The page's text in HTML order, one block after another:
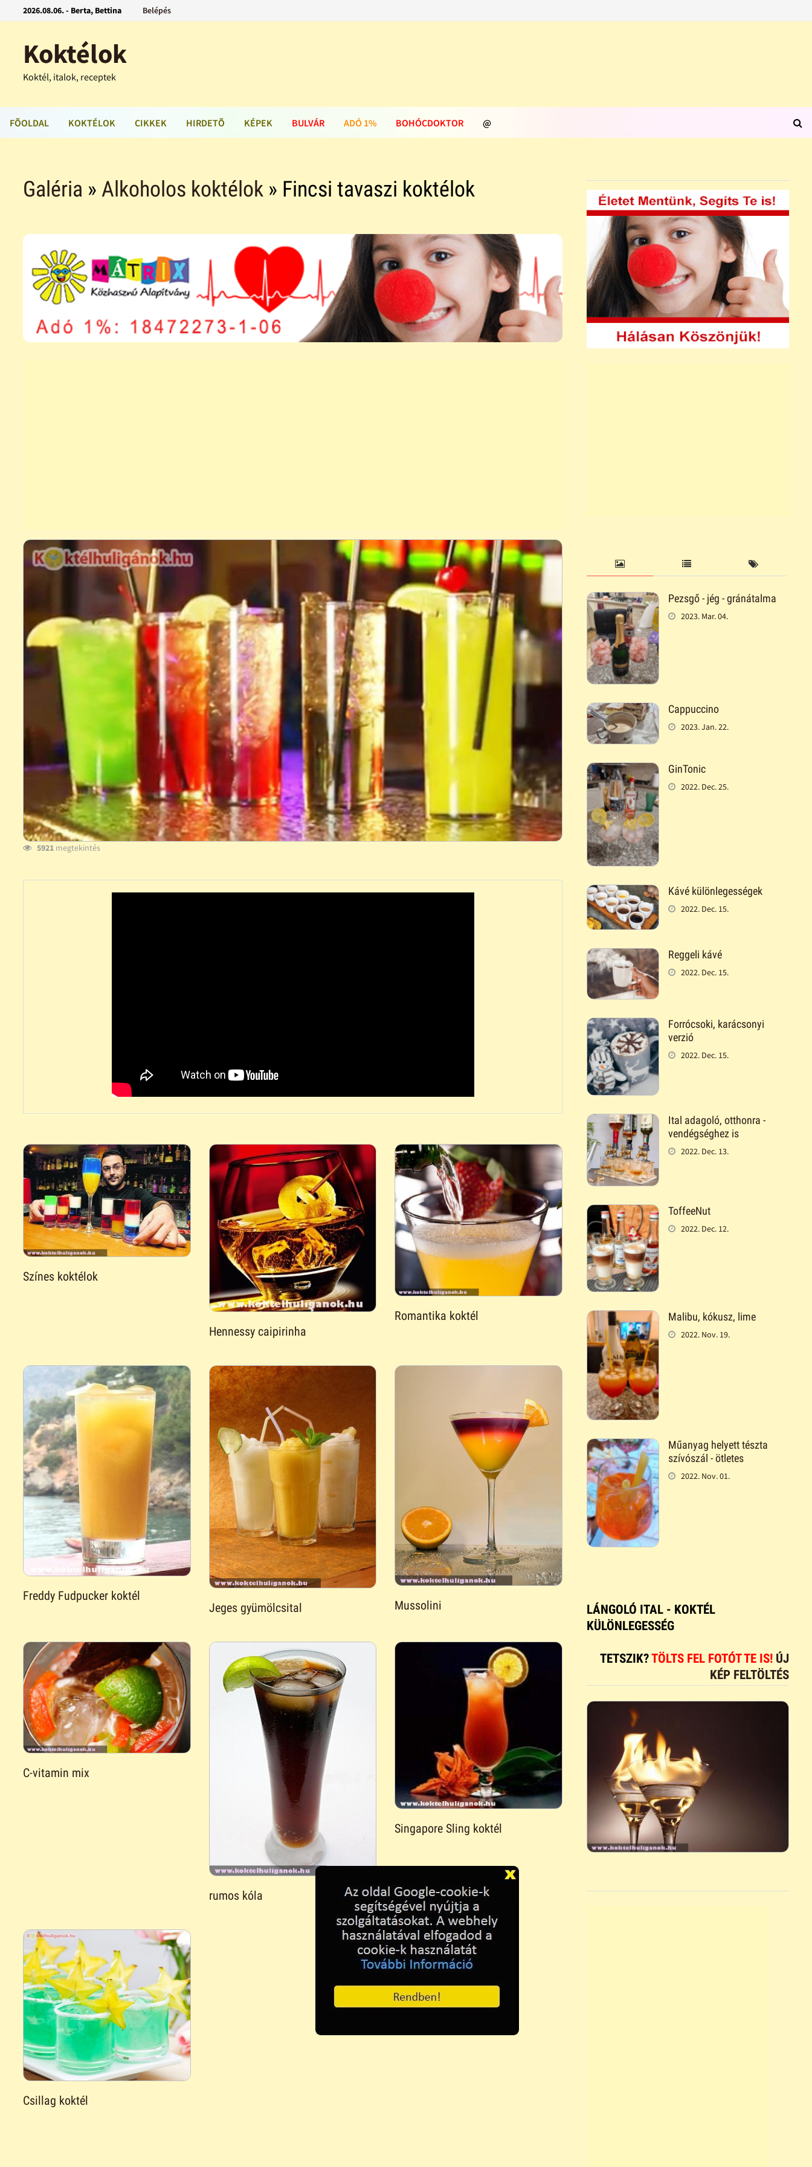
2026.08.06. - Berta, Bettina Belépés
Koktélok
Koktél, italok, receptek
FÕOLDAL KOKTÉLOK CIKKEK HIRDETÕ KÉPEK BULVÁR ADÓ 1% BOHÓCDOKTOR @
Galéria » Alkoholos koktélok » Fincsi tavaszi koktélok
5921 megtekintés
Színes koktélok
Hennessy caipirinha
Romantika koktél
Freddy Fudpucker koktél
Jeges gyümölcsital
Mussolini
C-vitamin mix
rumos kóla
Singapore Sling koktél
Csillag koktél
Pezsgő - jég - gránátalma
2023. Mar. 04.
Cappuccino
2023. Jan. 22.
GinTonic
2022. Dec. 25.
Kávé különlegességek
2022. Dec. 15.
Reggeli kávé
2022. Dec. 15.
Forrócsoki, karácsonyi
verzió
2022. Dec. 15.
Ital adagoló, otthonra -
vendégséghez is
2022. Dec. 13.
ToffeeNut
2022. Dec. 12.
Malibu, kókusz, lime
2022. Nov. 19.
Műanyag helyett tészta
szívószál - ötletes
2022. Nov. 01.
LÁNGOLÓ ITAL - KOKTÉL
KÜLÖNLEGESSÉG
TETSZIK?TÖLTS FEL FOTÓT TE IS! ÚJ
KÉP FELTÖLTÉS